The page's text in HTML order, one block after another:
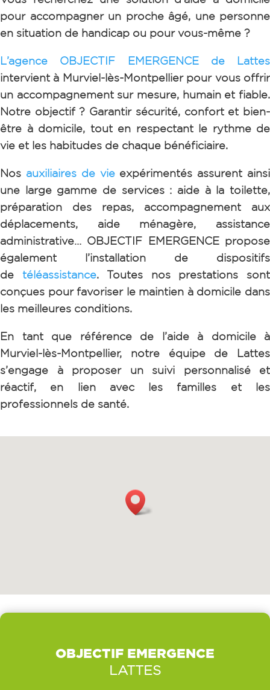
pour accompagner un proche âgé, une personne
en situation de handicap ou pour vous-même ?
L’agence OBJECTIF EMERGENCE de Lattes
intervient à Murviel-lès-Montpellier pour vous offrir
un accompagnement sur mesure, humain et fiable.
Notre objectif ? Garantir sécurité, confort et bien-
être à domicile, tout en respectant le rythme de
vie et les habitudes de chaque bénéficiaire.
Nos auxiliaires de vieexpérimentés assurent ainsi
une large gamme de services : aide à la toilette,
préparation des repas, accompagnement aux
déplacements, aide ménagère, assistance
administrative… OBJECTIF EMERGENCE propose
également l’installation de dispositifs
de téléassistance. Toutes nos prestations sont
conçues pour favoriser le maintien à domicile dans
les meilleures conditions.
En tant que référence de l’aide à domicile à
Murviel-lès-Montpellier, notre équipe de Lattes
s’engage à proposer un suivi personnalisé et
réactif, en lien avec les familles et les
professionnels de santé.
OBJECTIF EMERGENCE
LATTES